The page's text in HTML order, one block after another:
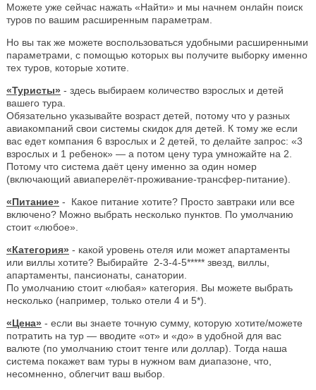
Можете уже сейчас нажать «Найти» и мы начнем онлайн поиск
туров по вашим расширенным параметрам.
Но вы так же можете воспользоваться удобными расширенными
параметрами, с помощью которых вы получите выборку именно
тех туров, которые хотите.
«Туристы» - здесь выбираем количество взрослых и детей
вашего тура.
Обязательно указывайте возраст детей, потому что у разных
авиакомпаний свои системы скидок для детей. К тому же если
вас едет компания 6 взрослых и 2 детей, то делайте запрос: «3
взрослых и 1 ребенок» — а потом цену тура умножайте на 2.
Потому что система даёт цену именно за один номер
(включающий авиаперелёт-проживание-трансфер-питание).
«Питание» - Какое питание хотите? Просто завтраки или все
включено? Можно выбрать несколько пунктов. По умолчанию
стоит «любое».
«Категория» - какой уровень отеля или может апартаменты
или виллы хотите? Выбирайте 2-3-4-5***** звезд, виллы,
апартаменты, пансионаты, санатории.
По умолчанию стоит «любая» категория. Вы можете выбрать
несколько (например, только отели 4 и 5*).
«Цена» - если вы знаете точную сумму, которую хотите/можете
потратить на тур — вводите «от» и «до» в удобной для вас
валюте (по умолчанию стоит тенге или доллар). Тогда наша
система покажет вам туры в нужном вам диапазоне, что,
несомненно, облегчит ваш выбор.